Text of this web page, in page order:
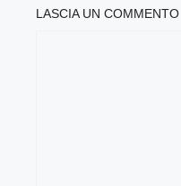
LASCIA UN COMMENTO